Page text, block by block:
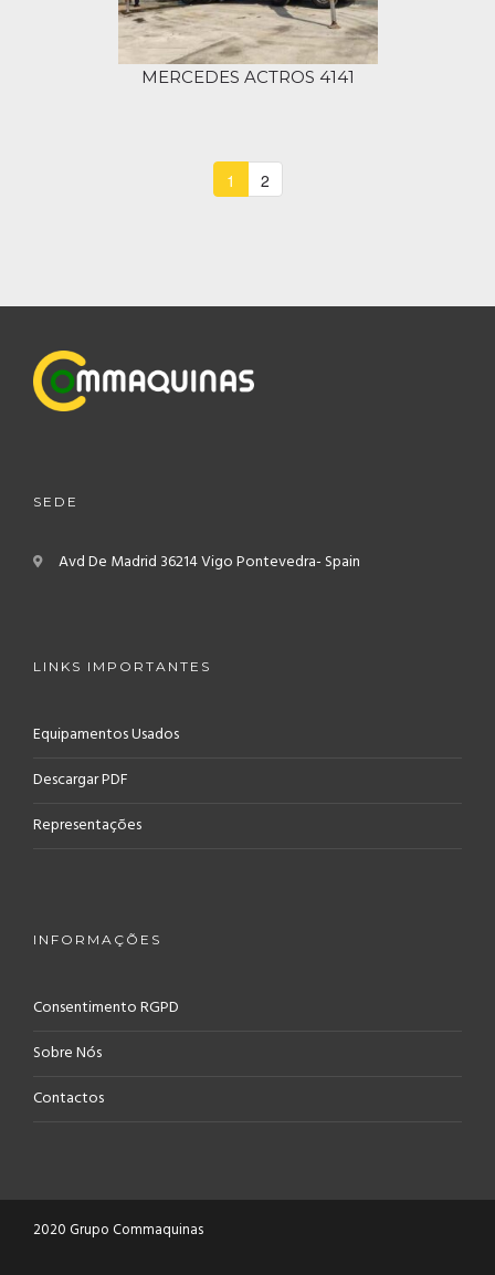
MERCEDES ACTROS 4141
1 2
SEDE
Avd De Madrid 36214 VigoPontevedra- Spain
LINKS IMPORTANTES
Equipamentos Usados
Descargar PDF
Representações
INFORMAÇÕES
Consentimento RGPD
Sobre Nós
Contactos
2020 Grupo Commaquinas